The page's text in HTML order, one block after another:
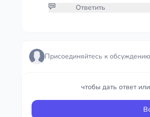
Ответить
Присоединяйтесь к обсуждению
чтобы дать ответ